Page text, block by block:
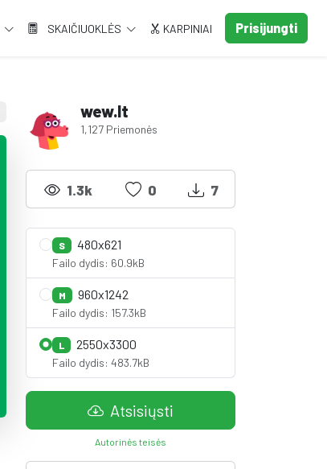
SKAIČIUOKLĖS KARPINIAI Prisijungti
wew.lt
1,127 Priemonės
1.3k 0 7
S 480x621
Failo dydis: 60.9kB
M 960x1242
Failo dydis: 157.3kB
L 2550x3300
Failo dydis: 483.7kB
Atsisiųsti
Autorinės teisės